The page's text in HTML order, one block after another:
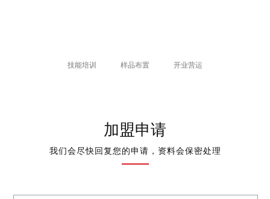
技能培训 样品布置 开业营运
加盟申请
我们会尽快回复您的申请，资料会保密处理